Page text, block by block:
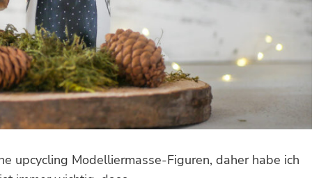
upcycling Modelliermasse-Figuren, daher habe ich